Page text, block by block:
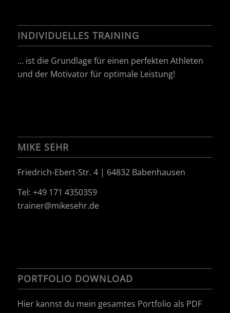
INDIVIDUELLES TRAINING
… ist die Grundlage für einen perfekten Athleten
und der Motivator für optimale Leistung!
MIKE SEHR
Friedrich-Ebert-Str. 4 | 64832 Babenhausen
Tel: +49 171 4350359
trainer@mikesehr.de
PORTFOLIO DOWNLOAD
Hier kannst du mein gesamtes Portfolio als PDF